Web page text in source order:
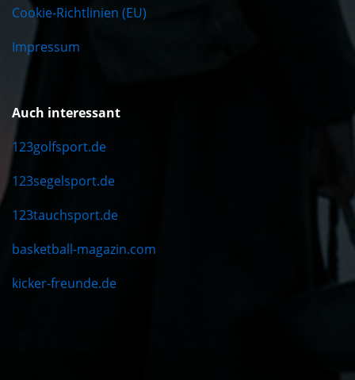
Cookie-Richtlinien (EU)
Impressum
Auch interessant
123golfsport.de
123segelsport.de
123tauchsport.de
basketball-magazin.com
kicker-freunde.de